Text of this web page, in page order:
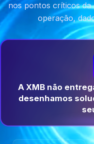
nos pontos críticos da
operação,
A XMB não
desenhamos